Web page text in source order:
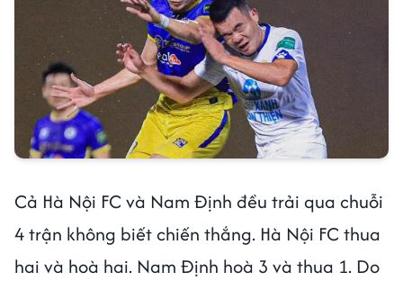
Cả Hà Nội FC và Nam Định đều trải qua chuỗi
4 trận không biết chiến thắng. Hà Nội FC thua
hai và hoà hai. Nam Định hoà 3 và thua 1. Do